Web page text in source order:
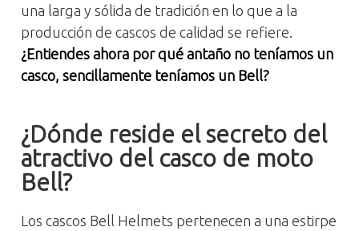
una larga y sólida de tradición en lo que a la
producción de cascos de calidad se refiere.
¿Entiendes ahora por qué antaño no teníamos un
casco, sencillamente teníamos un Bell?
¿Dónde reside el secreto del
atractivo del casco de moto
Bell?
Los cascos Bell Helmets pertenecen a una estirpe